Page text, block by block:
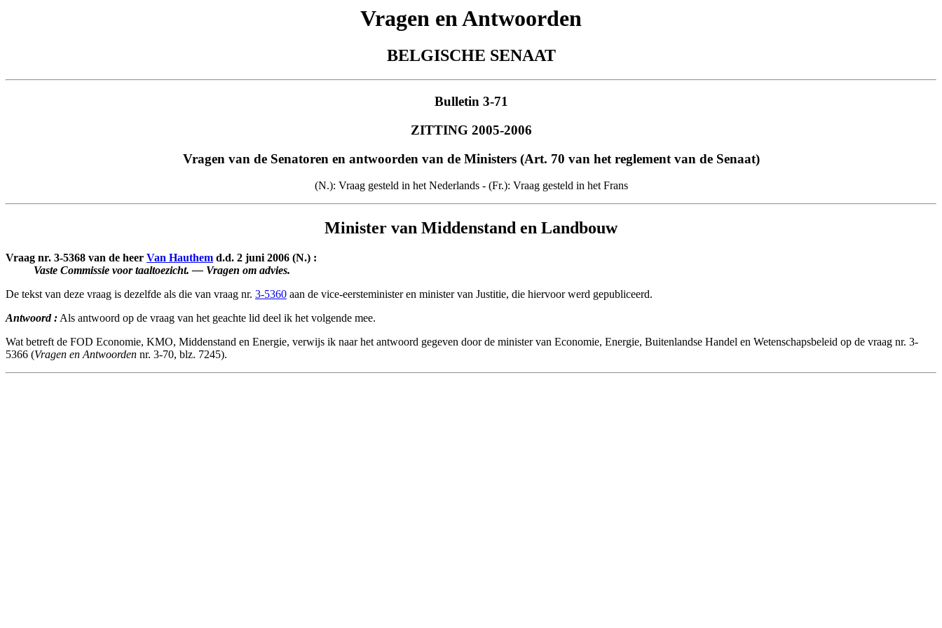
Vragen en Antwoorden
BELGISCHE SENAAT
Bulletin 3-71
ZITTING 2005-2006
Vragen van de Senatoren en antwoorden van de Ministers (Art. 70 van het reglement van de Senaat)
(N.): Vraag gesteld in het Nederlands - (Fr.): Vraag gesteld in het Frans
Minister van Middenstand en Landbouw
Vraag nr. 3-5368 van de heer Van Hauthem d.d. 2 juni 2006 (N.) :
Vaste Commissie voor taaltoezicht. — Vragen om advies.
De tekst van deze vraag is dezelfde als die van vraag nr. 3-5360 aan de vice-eersteminister en minister van Justitie, die hiervoor werd gepubliceerd.
Antwoord : Als antwoord op de vraag van het geachte lid deel ik het volgende mee.
Wat betreft de FOD Economie, KMO, Middenstand en Energie, verwijs ik naar het antwoord gegeven door de minister van Economie, Energie, Buitenlandse Handel en Wetenschapsbeleid op de vraag nr. 3-
5366 (Vragen en Antwoorden nr. 3-70, blz. 7245).